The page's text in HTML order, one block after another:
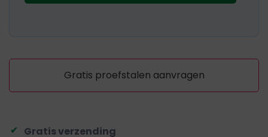
Gratis proefstalen aanvragen
Gratis verzending